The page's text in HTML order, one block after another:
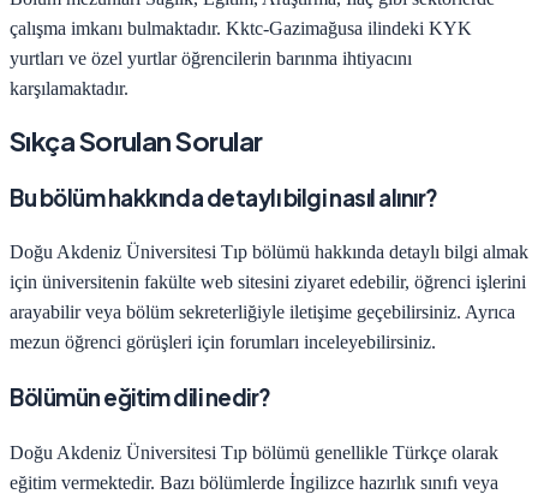
çalışma imkanı bulmaktadır. Kktc-Gazimağusa ilindeki KYK
yurtları ve özel yurtlar öğrencilerin barınma ihtiyacını
karşılamaktadır.
Sıkça Sorulan Sorular
Bu bölüm hakkında detaylı bilgi nasıl alınır?
Doğu Akdeniz Üniversitesi Tıp bölümü hakkında detaylı bilgi almak
için üniversitenin fakülte web sitesini ziyaret edebilir, öğrenci işlerini
arayabilir veya bölüm sekreterliğiyle iletişime geçebilirsiniz. Ayrıca
mezun öğrenci görüşleri için forumları inceleyebilirsiniz.
Bölümün eğitim dili nedir?
Doğu Akdeniz Üniversitesi Tıp bölümü genellikle Türkçe olarak
eğitim vermektedir. Bazı bölümlerde İngilizce hazırlık sınıfı veya